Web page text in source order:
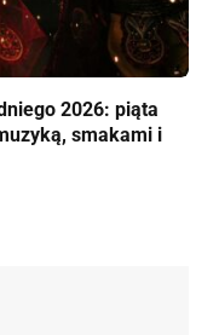
2026: piąta
smakami i